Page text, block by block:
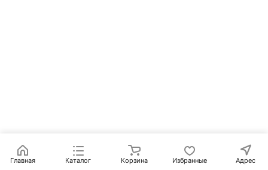
Главная Каталог Корзина Избранные Адрес